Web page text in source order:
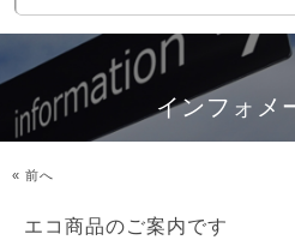
インフォメ
« 前へ
エコ商品のご案内です